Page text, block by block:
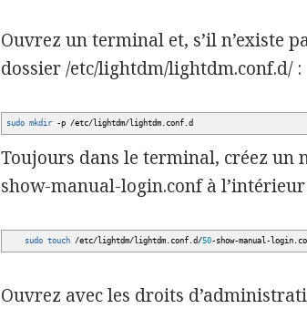
Ouvrez un terminal et, s’il n’existe
dossier /etc/lightdm/lightdm.conf.d/ :
sudo mkdir -p /etc/ lightdm/ lightdm.conf.d
Toujours dans le terminal, créez un
show-manual-login.conf à
sudo touch /etc/ lightdm/ lightdm.conf.d/50-show-manual-
Ouvrez avec les droits